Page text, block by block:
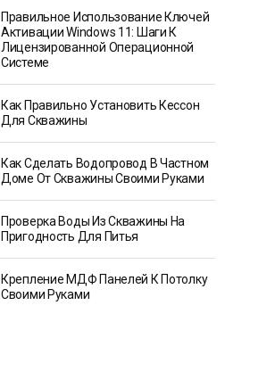
Правильное Использование Ключей
Активации Windows 11: Шаги К
Лицензированной Операционной
Системе
Как Правильно Установить Кессон
Для Скважины
Как Сделать Водопровод В Частном
Доме От Скважины Своими Руками
Проверка Воды Из Скважины На
Пригодность Для Питья
Крепление МДФ Панелей К Потолку
Своими Руками